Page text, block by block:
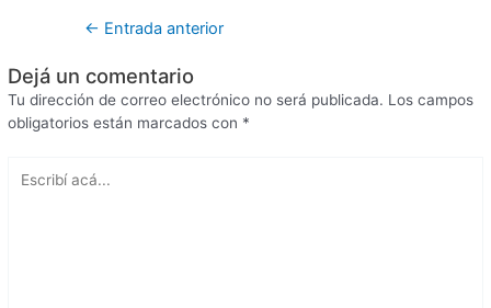
← Entrada anterior
Dejá un comentario
Tu dirección de correo electrónico no será publicada. Los campos
obligatorios están marcados con *
acá...